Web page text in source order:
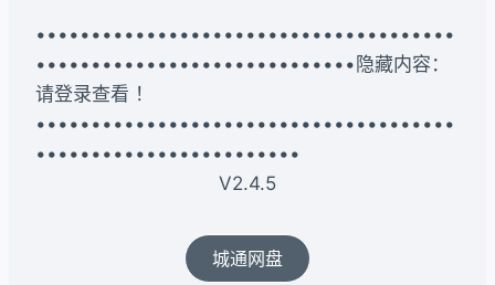
••••••••••••••••••••••••••••••••••••••
•••••••••••••••••••••••••••••隐藏内容：
请登录查看 ！
••••••••••••••••••••••••••••••••••••••
••••••••••••••••••••••••
V2.4.5
城通网盘